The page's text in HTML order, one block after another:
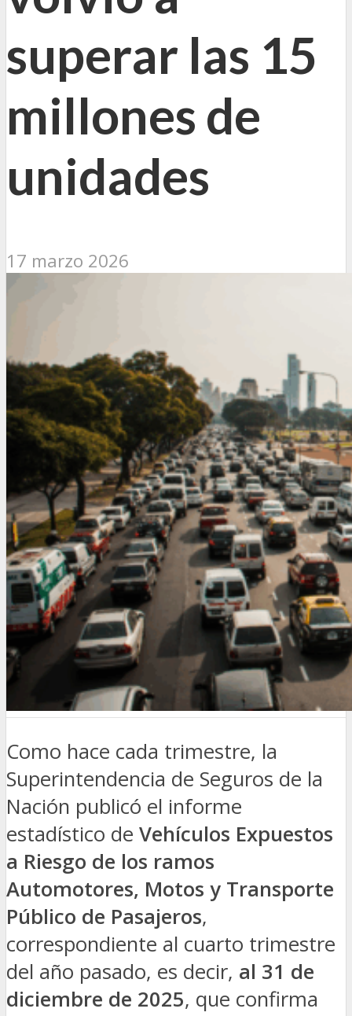
superar las 15
millones de
unidades
17 marzo 2026
Como hace cada trimestre, la
Superintendencia de Seguros de la
Nación publicó el informe
estadístico de Vehículos Expuestos
a Riesgo de los ramos
Automotores, Motos y Transporte
Público de Pasajeros,
correspondiente al cuarto trimestre
del año pasado, es decir, al 31 de
diciembre de 2025, que confirma